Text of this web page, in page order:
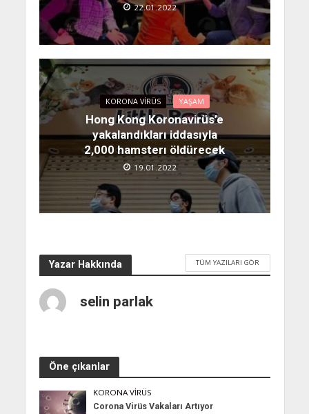
22.01.2022
KORONA VIRÜS YAŞAM
Hong Kong Koronavirüs’e
yakalandıkları iddasıyla
2,000 hamsterı öldürecek
19.01.2022
Yazar Hakkında TÜM YAZILARI GÖR
selin parlak
Öne çıkanlar
KORONA VIRÜS
Corona Virüs Vakaları Artıyor